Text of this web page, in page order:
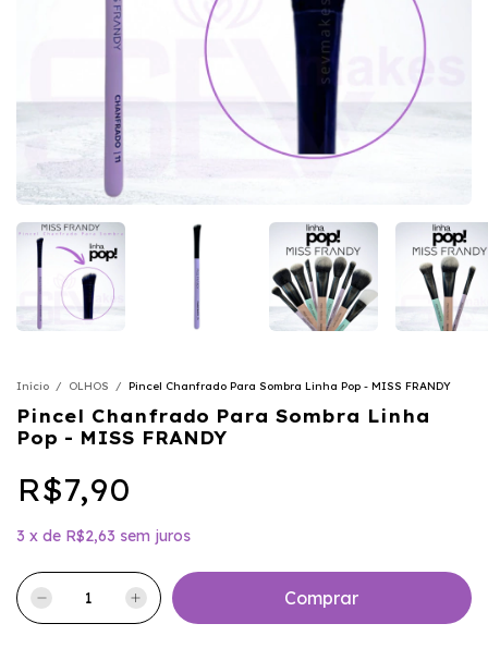
Início / OLHOS / Pincel Chanfrado Para Sombra Linha Pop - MISS FRANDY
Pincel Chanfrado Para Sombra Linha
Pop - MISS FRANDY
R$7,90
3 x de R$2,63 sem juros